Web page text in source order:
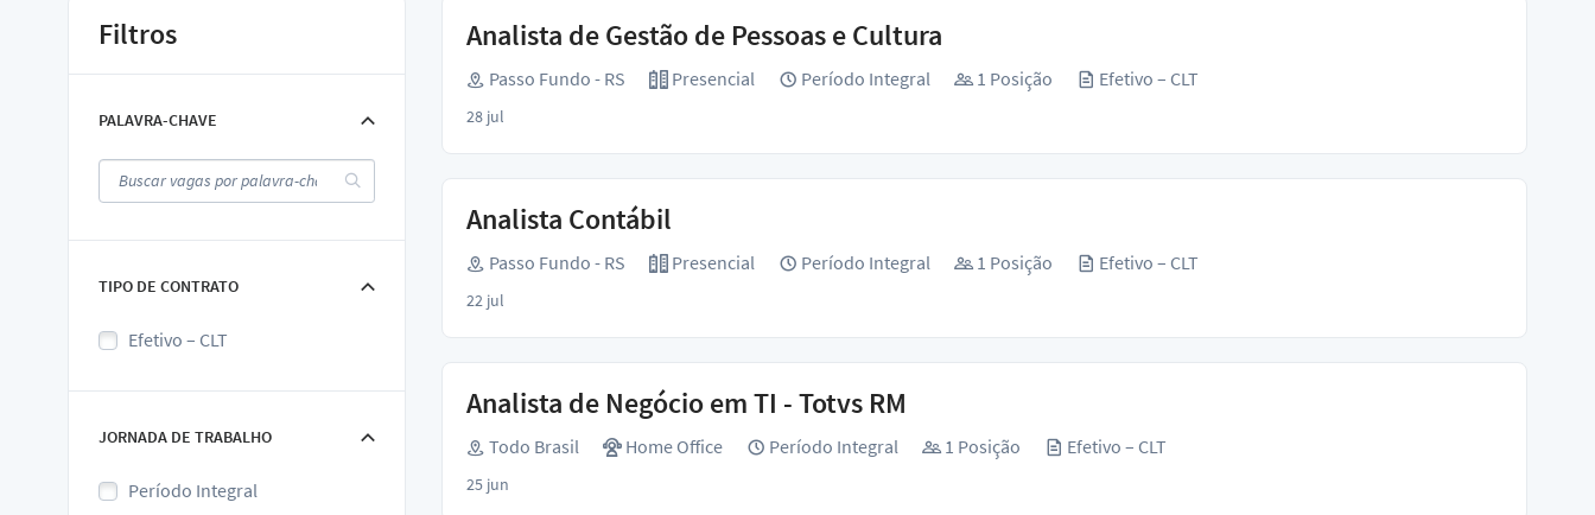
Filtros
PALAVRA-CHAVE
TIPO DE CONTRATO
Efetivo – CLT
JORNADA DE TRABALHO
Período Integral
Analista de Gestão de Pessoas e Cultura
Passo Fundo - RS Presencial Período Integral 1 Posição Efetivo – CLT
28 jul
Analista Contábil
Passo Fundo - RS Presencial Período Integral 1 Posição Efetivo – CLT
22 jul
Analista de Negócio em TI - Totvs RM
Todo Brasil Home Office Período Integral 1 Posição Efetivo – CLT
25 jun